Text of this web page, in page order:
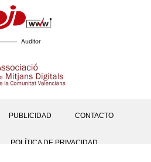
Auditor
PUBLICIDAD CONTACTO
POLÍTICA DE PRIVACIDAD